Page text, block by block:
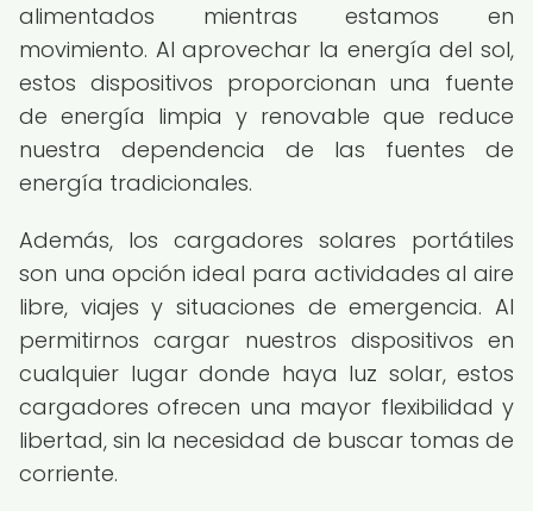
alimentados mientras estamos en
movimiento. Al aprovechar la energía del sol,
estos dispositivos proporcionan una fuente
de energía limpia y renovable que reduce
nuestra dependencia de las fuentes de
energía tradicionales.
Además, los cargadores solares portátiles
son una opción ideal para actividades al aire
libre, viajes y situaciones de emergencia. Al
permitirnos cargar nuestros dispositivos en
cualquier lugar donde haya luz solar, estos
cargadores ofrecen una mayor flexibilidad y
libertad, sin la necesidad de buscar tomas de
corriente.